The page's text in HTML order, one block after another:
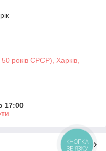
років СРСР), Харків,
17:00
КНОПКА
ЗВ'ЯЗКУ